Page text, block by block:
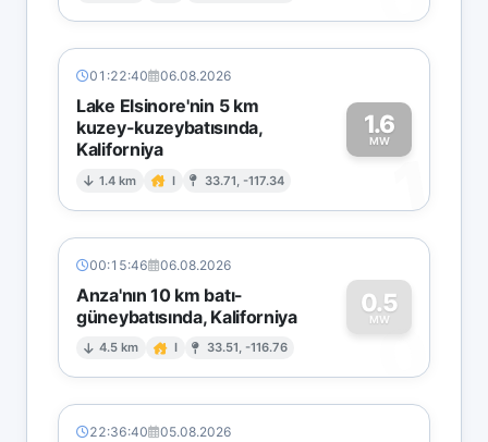
01:22:40 06.08.2026
Lake Elsinore'nin 5 km
kuzey-kuzeybatısında,
Kaliforniya
1.4 km I 33.71, -117.34
1.6
MW
1
00:15:46 06.08.2026
Anza'nın 10 km batı-
güneybatısında, Kaliforniya
4.5 km I 33.51, -116.76
0.5
MW
0
22:36:40 05.08.2026